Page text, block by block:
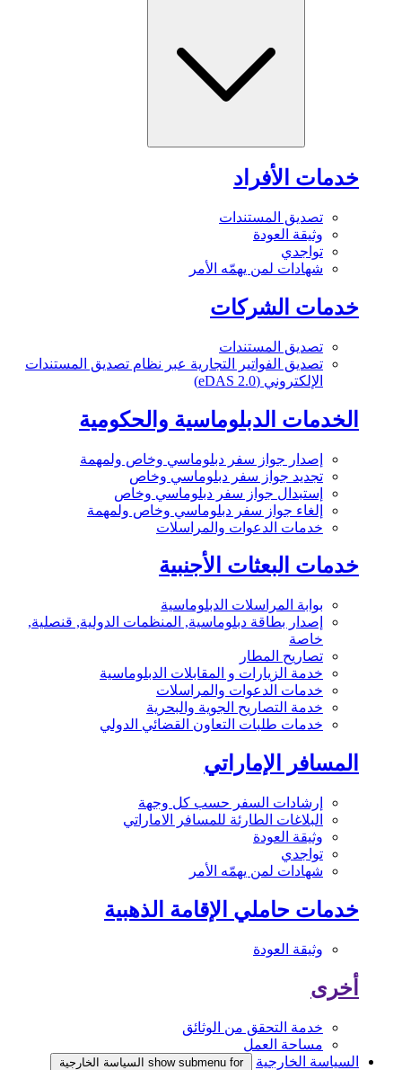
خدمات الأفراد
تصديق المستندات
وثيقة العودة
تواجدي
شهادات لمن يهمّه الأمر
خدمات الشركات
تصديق المستندات
تصديق الفواتير التجارية عبر نظام تصديق المستندات
الإلكتروني (eDAS 2.0)
الخدمات الدبلوماسية والحكومية
إصدار جواز سفر دبلوماسي وخاص ولمهمة
تجديد جواز سفر دبلوماسي وخاص
إستبدال جواز سفر دبلوماسي وخاص
إلغاء جواز سفر دبلوماسي وخاص ولمهمة
خدمات الدعوات والمراسلات
خدمات البعثات الأجنبية
بوابة المراسلات الدبلوماسية
إصدار بطاقة دبلوماسية, المنظمات الدولية, قنصلية,
خاصة
تصاريح المطار
خدمة الزيارات و المقابلات الدبلوماسية
خدمات الدعوات والمراسلات
خدمة التصاريح الجوية والبحرية
خدمات طلبات التعاون القضائي الدولي
المسافر الإماراتي
إرشادات السفر حسب كل وجهة
البلاغات الطارئة للمسافر الاماراتي
وثيقة العودة
تواجدي
شهادات لمن يهمّه الأمر
خدمات حاملي الإقامة الذهبية
وثيقة العودة
أخرى
خدمة التحقق من الوثائق
مساحة العمل
السياسة الخارجية
show submenu for السياسة الخارجية